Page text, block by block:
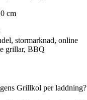
cm
stormarknad, online
grillar, BBQ
Grillkol per laddning?